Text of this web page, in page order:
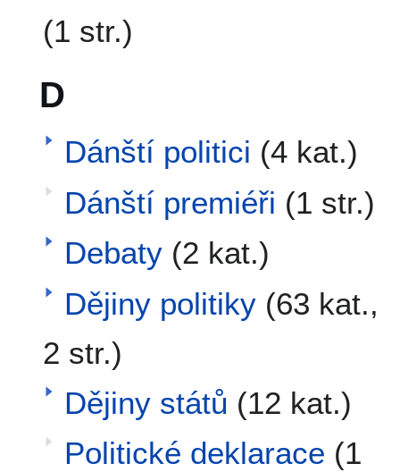
(1 str.)
D
Dánští politici (4 kat.)
Dánští premiéři (1 str.)
Debaty (2 kat.)
Dějiny politiky (63 kat.,
2 str.)
Dějiny států (12 kat.)
Politické deklarace (1